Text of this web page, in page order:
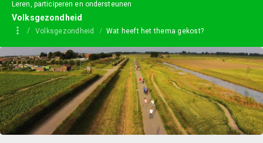
Leren, participeren en ondersteunen
Volksgezondheid
Volksgezondheid Wat heeft het thema gekost?